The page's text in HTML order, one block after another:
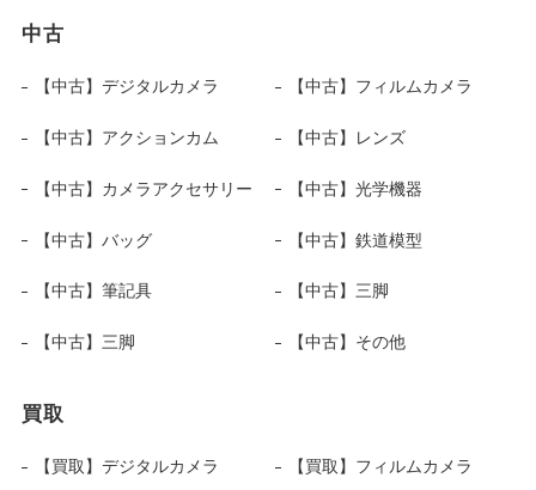
中古
【中古】デジタルカメラ 【中古】フィルムカメラ
【中古】アクションカム 【中古】レンズ
【中古】カメラアクセサリー 【中古】光学機器
【中古】バッグ 【中古】鉄道模型
【中古】筆記具 【中古】三脚
【中古】三脚 【中古】その他
買取
【買取】デジタルカメラ 【買取】フィルムカメラ